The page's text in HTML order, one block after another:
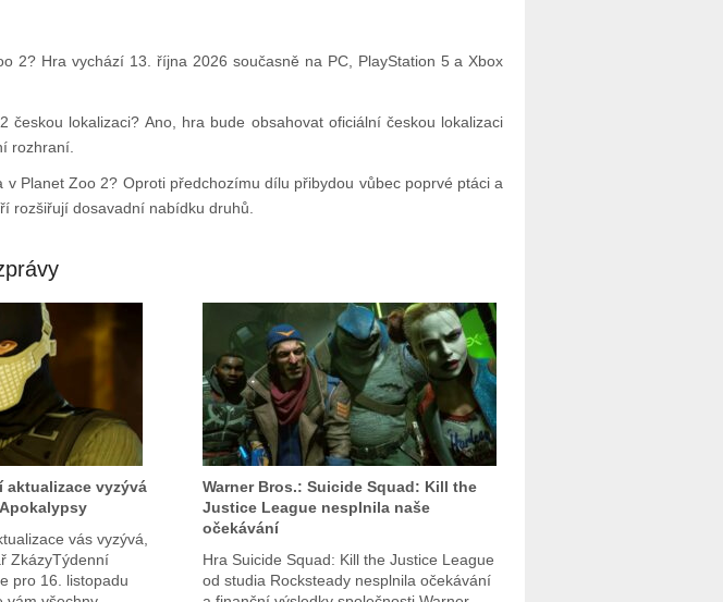
2? Hra vychází 13. října 2026 současně na PC, PlayStation 5 a Xbox
českou lokalizaci? Ano, hra bude obsahovat oficiální českou lokalizaci
rozhraní.
v Planet Zoo 2? Oproti předchozímu dílu přibydou vůbec poprvé ptáci a
rozšiřují dosavadní nabídku druhů.
aktualizace vyzývá
vás vyzývá,
ZkázyTýdenní
pro 16. listopadu
Warner Bros.: Suicide Squad: Kill the
Justice League nesplnila naše
očekávání
Hra Suicide Squad: Kill the Justice League
od studia Rocksteady nesplnila očekávání